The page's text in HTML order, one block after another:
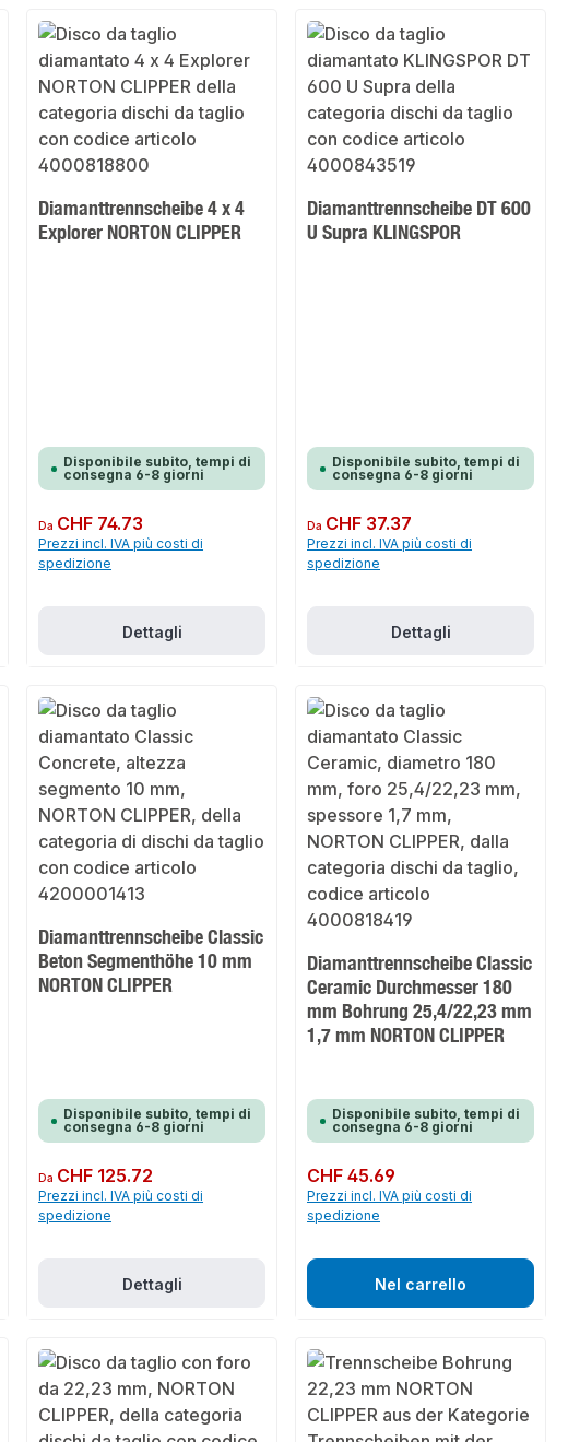
Diamanttrennscheibe 4 x 4
Explorer NORTON CLIPPER
Disponibile subito, tempi di
consegna 6-8 giorni
Prezzo normale:
Da CHF 74.73
Prezzi incl. IVA più costi di
spedizione
Dettagli
Diamanttrennscheibe DT 600
U Supra KLINGSPOR
Disponibile subito, tempi di
consegna 6-8 giorni
Prezzo normale:
Da CHF 37.37
Prezzi incl. IVA più costi di
spedizione
Dettagli
Diamanttrennscheibe Classic
Beton Segmenthöhe 10 mm
NORTON CLIPPER
Disponibile subito, tempi di
consegna 6-8 giorni
Prezzo normale:
Da CHF 125.72
Prezzi incl. IVA più costi di
spedizione
Dettagli
Diamanttrennscheibe Classic
Ceramic Durchmesser 180
mm Bohrung 25,4/22,23 mm
1,7 mm NORTON CLIPPER
Disponibile subito, tempi di
consegna 6-8 giorni
Prezzo normale:
CHF 45.69
Prezzi incl. IVA più costi di
spedizione
Nel carrello